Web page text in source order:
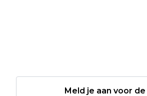
Meld je aan voor